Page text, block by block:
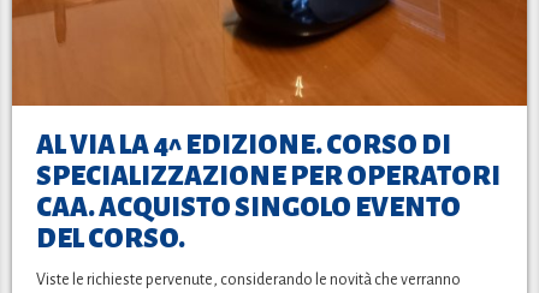
AL VIA LA 4^ EDIZIONE. CORSO DI
SPECIALIZZAZIONE PER OPERATORI
CAA. ACQUISTO SINGOLO EVENTO
DEL CORSO.
Viste le richieste pervenute, considerando le novità che verranno